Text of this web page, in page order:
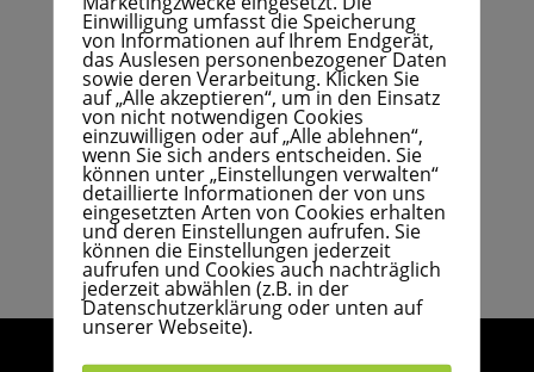
UNTERNEHMENSPROFIL
HISTORIE
FERTIGUNG
ZERTIFIZIERUNGEN
PRODUKTE
ENTWICKLUNG
WERKSTOFFE
KARRIERE
STELLENANGEBOTE
AUSBILDUNG
DOWNLOAD
LEISTUNGSSPEKTRUM
PERFLUORKATSCHUK
KONTAKT
ANFRAGE
Einwilligung umfasst die Speicherung
von Informationen auf Ihrem Endgerät,
das Auslesen personenbezogener Daten
sowie deren Verarbeitung. Klicken Sie
auf „Alle akzeptieren“, um in den Einsatz
von nicht notwendigen Cookies
einzuwilligen oder auf „Alle ablehnen“,
wenn Sie sich anders entscheiden. Sie
können unter „Einstellungen verwalten“
detaillierte Informationen der von uns
eingesetzten Arten von Cookies erhalten
und deren Einstellungen aufrufen. Sie
können die Einstellungen jederzeit
aufrufen und Cookies auch nachträglich
jederzeit abwählen (z.B. in der
Datenschutzerklärung oder unten auf
unserer Webseite).